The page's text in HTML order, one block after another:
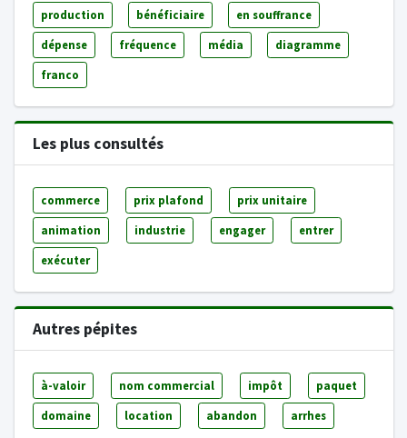
production bénéficiaire en souffrance
dépense fréquence média diagramme
franco
Les plus consultés
commerce prix plafond prix unitaire
animation industrie engager entrer
exécuter
Autres pépites
à-valoir nom commercial impôt paquet
domaine location abandon arrhes